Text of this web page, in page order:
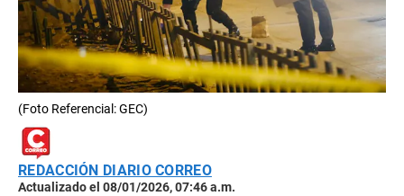
(Foto Referencial: GEC)
REDACCIÓN DIARIO CORREO
Actualizado el 08/01/2026, 07:46 a.m.